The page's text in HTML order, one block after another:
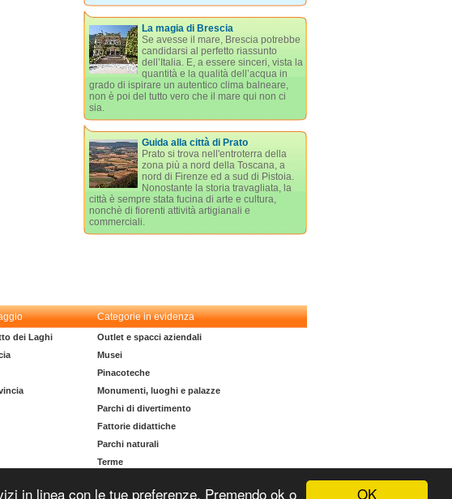
OK
in linea con le tue preferenze. Premendo ok o
La magia di Brescia
Se avesse il mare, Brescia potrebbe
candidarsi al perfetto riassunto
dell’Italia. E, a essere sinceri, vista la
quantità e la qualità dell’acqua in
grado di ispirare un autentico clima balneare,
non è poi del tutto vero che il mare qui non ci
sia.
Guida alla città di Prato
Prato si trova nell'entroterra della
zona più a nord della Toscana, a
nord di Firenze ed a sud di Pistoia.
Nonostante la storia travagliata, la
città è sempre stata fucina di arte e cultura,
nonchè di fiorenti attività artigianali e
commerciali.
Categorie in evidenza
dei Laghi
Outlet e spacci aziendali
Musei
Pinacoteche
Monumenti, luoghi e palazze
Parchi di divertimento
Fattorie didattiche
Parchi naturali
Terme